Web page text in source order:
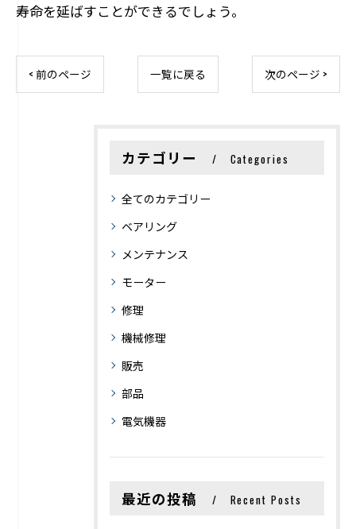
寿命を延ばすことができるでしょう。
< 前のページ 一覧に戻る 次のページ >
カテゴリー Categories
全てのカテゴリー
ベアリング
メンテナンス
モーター
修理
機械修理
販売
部品
電気機器
最近の投稿 Recent Posts